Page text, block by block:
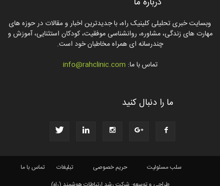
وبسایت خبری تحلیلی کلینیک راه، با جدیدترین اخبار و مقالات در حوزه های
مهارت های زندگی، مشاوره، روانشناسی موفقیت، کودکان استثنایی، آموزش و
چندرسانه ای همراه مخاطبان خود است.
تماس با ما: info@rahclinic.com
ما را دنبال کنید
سلب مسئولیت حریم خصوصی تبلیغات
تماس با ما